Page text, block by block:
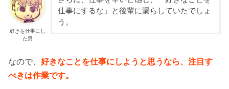
好きを仕事にし
た男
仕事にするな」と後輩に漏らしていたでしょ
う。
なので、好きなことを仕事にしようと思うなら、注目す
べきは作業です。